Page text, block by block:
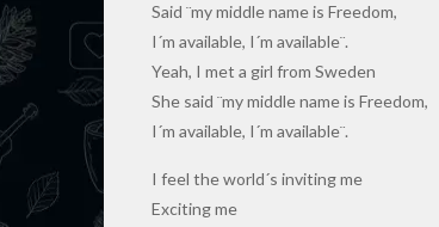
Said ¨my middle name is Freedom,
I´m available, I´m available¨.
Yeah, I met a girl from Sweden
She said ¨my middle name is Freedom,
I´m available, I´m available¨.
I feel the world´s inviting me
Exciting me